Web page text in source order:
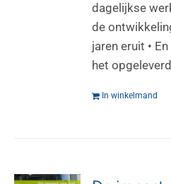
dagelijkse
de
jaren eruit •
het
In winkelmand